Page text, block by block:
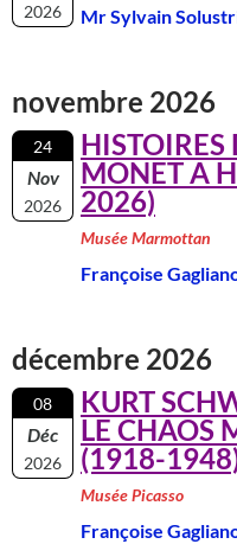
2026 Mr Sylvain
novembre 2026
24
Nov
2026
HISTOIRES
MONET A
2026)
Musée Marmottan
Françoise
décembre 2026
08
Déc
2026
KURT
LE CHAOS
(1918-
Musée Picasso
Françoise